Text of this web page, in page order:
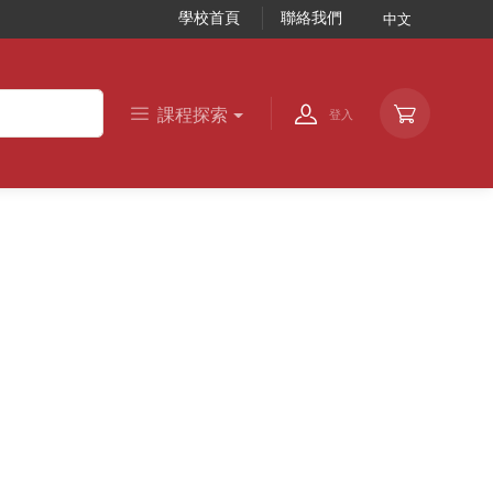
學校首頁 聯絡我們 中文
課程探索 登入